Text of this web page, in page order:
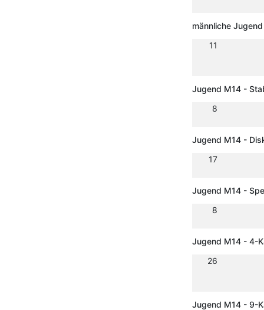
männliche
11
Jugend M14 -
8
Jugend M14 -
17
Jugend M14 -
8
Jugend M14 - 4-
26
Jugend M14 - 9-